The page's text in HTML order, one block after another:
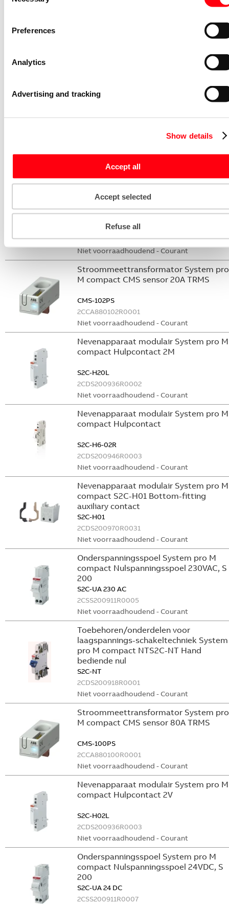
Preferences
Analytics
Advertising and tracking
Show details
Accept all
Accept selected
Refuse all
Nevenapparaat modulair System pro M
compact S2C-H10 Bottom-fitting
2CDS200970R0032
M compact CMS sensor 40A TRMS
CMS-101PS
2CCA880101R0001
Niet voorraadhoudend - Courant
Bedieningsknop voor
vermogensschakelaar System pro M
GHS2001901R0003
Niet voorraadhoudend - Courant
Stroommeettransformator System pro
M compact CMS sensor 20A TRMS
CMS-102PS
2CCA880102R0001
Niet voorraadhoudend - Courant
Nevenapparaat modulair System pro M
compact Hulpcontact 2M
S2C-H20L
2CDS200936R0002
Niet voorraadhoudend - Courant
Nevenapparaat modulair System pro M
compact Hulpcontact
S2C-H6-02R
2CDS200946R0003
Niet voorraadhoudend - Courant
Nevenapparaat modulair System pro M
compact S2C-H01 Bottom-fitting
auxiliary contact
S2C-H01
2CDS200970R0031
Niet voorraadhoudend - Courant
Onderspanningsspoel System pro M
compact Nulspanningsspoel 230VAC, S
200
S2C-UA 230 AC
2CSS200911R0005
Niet voorraadhoudend - Courant
Toebehoren/onderdelen voor
laagspannings-schakeltechniek System
pro M compact NTS2C-NT Hand
bediende nul
S2C-NT
2CDS200918R0001
Niet voorraadhoudend - Courant
Stroommeettransformator System pro
M compact CMS sensor 80A TRMS
CMS-100PS
2CCA880100R0001
Niet voorraadhoudend - Courant
Nevenapparaat modulair System pro M
compact Hulpcontact 2V
S2C-H02L
2CDS200936R0003
Niet voorraadhoudend - Courant
Onderspanningsspoel System pro M
compact Nulspanningsspoel 24VDC, S
200
S2C-UA 24 DC
2CSS200911R0007